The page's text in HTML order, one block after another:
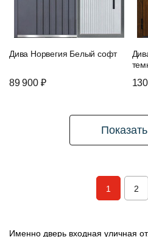
Дива Норвегия Белый софт
89 900 ₽
1 2
Именно дверь входная уличная